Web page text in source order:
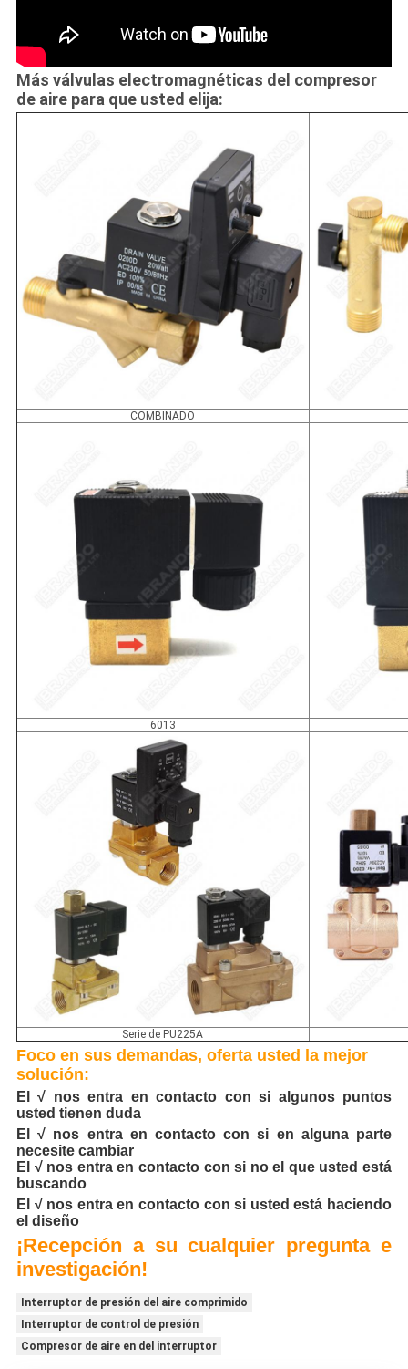
Más válvulas electromagnéticas del compresor
de aire para que usted elija:
COMBINADO
6013
Serie de PU225A
Foco en sus demandas, oferta usted la mejor
solución:
El √ nos entra en contacto con si algunos puntos
usted tienen duda
El √ nos entra en contacto con si en alguna parte
necesite cambiar
El √ nos entra en contacto con si no el que usted está
buscando
El √ nos entra en contacto con si usted está haciendo
el diseño
¡Recepción a su cualquier pregunta e
investigación!
Interruptor de presión del aire comprimido
Interruptor de control de presión
Compresor de aire en del interruptor